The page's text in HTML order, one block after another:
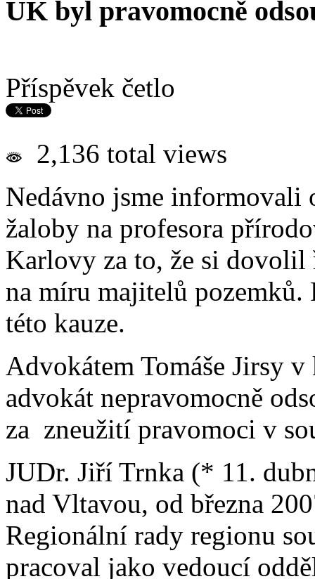
UK byl pravomocně
Příspěvek četlo
2,136 total views
Nedávno jsme informovali
žaloby na profesora
Karlovy za to, že si dovolil
na míru majitelů
této kauze.
Advokátem Tomáše Jirsy
advokát nepravomocně
za zneužití pravomoci v
JUDr. Jiří Trnka (* 11.
nad Vltavou, od března
Regionální rady regionu
pracoval jako vedoucí